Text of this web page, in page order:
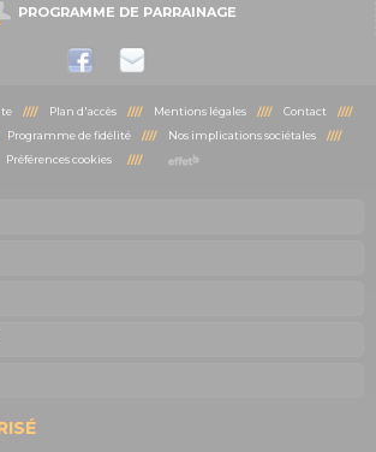
PROGRAMME DE PARRAINAGE
//// Plan d'accès //// Mentions légales //// Contact ////
Programme de fidélité//// Nos implications sociétales////
Préférences cookies
////